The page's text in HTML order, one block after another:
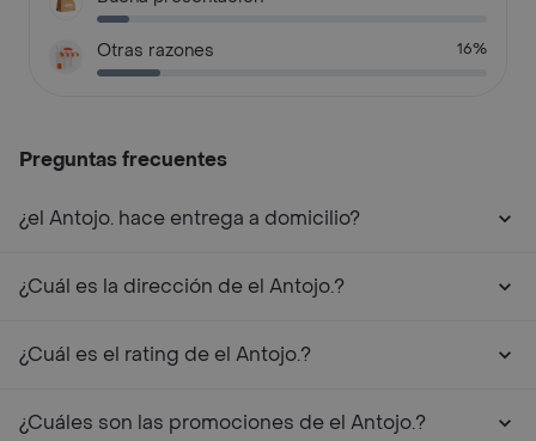
Otras razones 16%
Preguntas frecuentes
¿el Antojo. hace entrega a domicilio?
¿Cuál es la dirección de el Antojo.?
¿Cuál es el rating de el Antojo.?
¿Cuáles son las promociones de el Antojo.?